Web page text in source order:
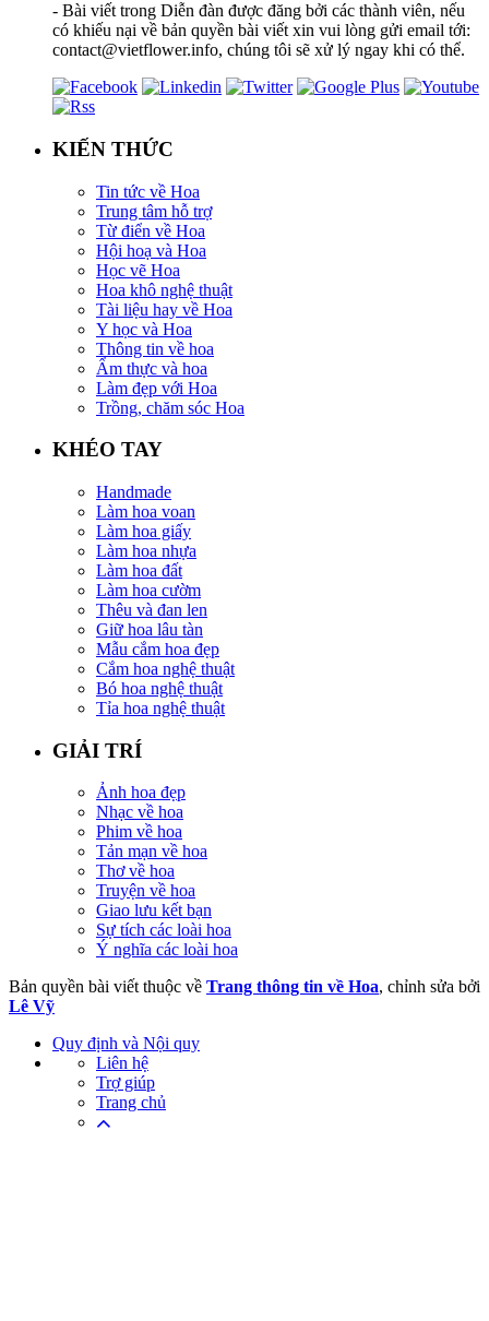
- Bài viết trong Diễn đàn được đăng bởi các thành viên, nếu
có khiếu nại về bản quyền bài viết xin vui lòng gửi email tới:
contact@vietflower.info, chúng tôi sẽ xử lý ngay khi có thể.
KIẾN THỨC
Tin tức về Hoa
Trung tâm hỗ trợ
Từ điển về Hoa
Hội hoạ và Hoa
Học vẽ Hoa
Hoa khô nghệ thuật
Tài liệu hay về Hoa
Y học và Hoa
Thông tin về hoa
Ẩm thực và hoa
Làm đẹp với Hoa
Trồng, chăm sóc Hoa
KHÉO TAY
Handmade
Làm hoa voan
Làm hoa giấy
Làm hoa nhựa
Làm hoa đất
Làm hoa cườm
Thêu và đan len
Giữ hoa lâu tàn
Mẫu cắm hoa đẹp
Cắm hoa nghệ thuật
Bó hoa nghệ thuật
Tỉa hoa nghệ thuật
GIẢI TRÍ
Ảnh hoa đẹp
Nhạc về hoa
Phim về hoa
Tản mạn về hoa
Thơ về hoa
Truyện về hoa
Giao lưu kết bạn
Sự tích các loài hoa
Ý nghĩa các loài hoa
Bản quyền bài viết thuộc về Trang thông tin về Hoa, chỉnh sửa bởi
Lê Vỹ
Quy định và Nội quy
Liên hệ
Trợ giúp
Trang chủ